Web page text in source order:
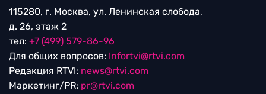
115280, г. Москва, ул. Ленинская слобода,
д. 26, этаж 2
тел: +7 (499) 579-86-96
Для общих вопросов: Infortvi@rtvi.com
Редакция RTVI: news@rtvi.com
Маркетинг/PR: pr@rtvi.com